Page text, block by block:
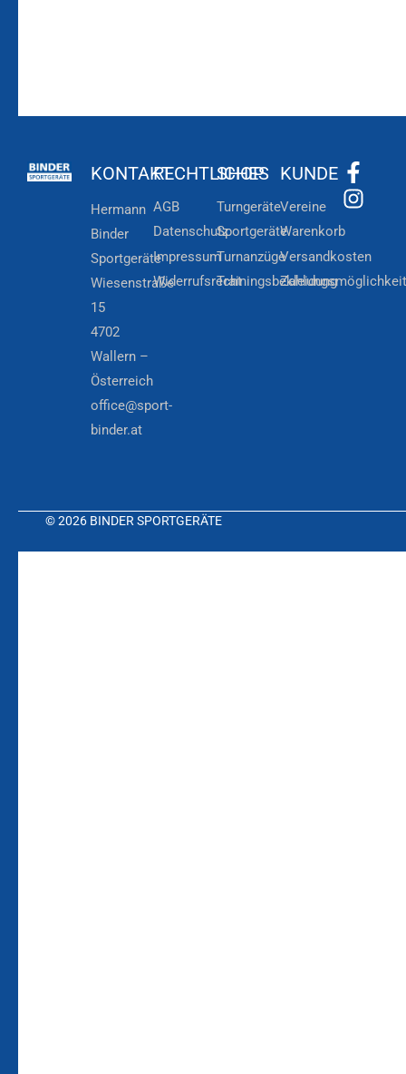
KONTAKT
Hermann
Binder
Sportgeräte
Wiesenstraße
15
4702
Wallern –
Österreich
office@sport-
binder.at
RECHTLICHES
AGB
Datenschutz
Impressum
Widerrufsrecht
SHOP
Turngeräte
Sportgeräte
Turnanzüge
Trainingsbekleidung
KUNDE
Vereine
Warenkorb
Versandkosten
© 2026 BINDER SPORTGERÄTE